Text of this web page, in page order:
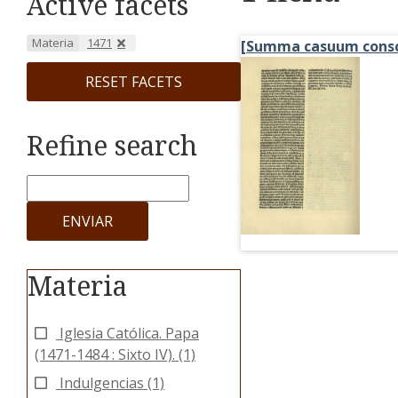
[Summa casuum
Materia 1471
RESET FACETS
Refine search
ENVIAR
Materia
Iglesia Católica. Papa
(1471-1484 : Sixto IV). (1)
Indulgencias (1)